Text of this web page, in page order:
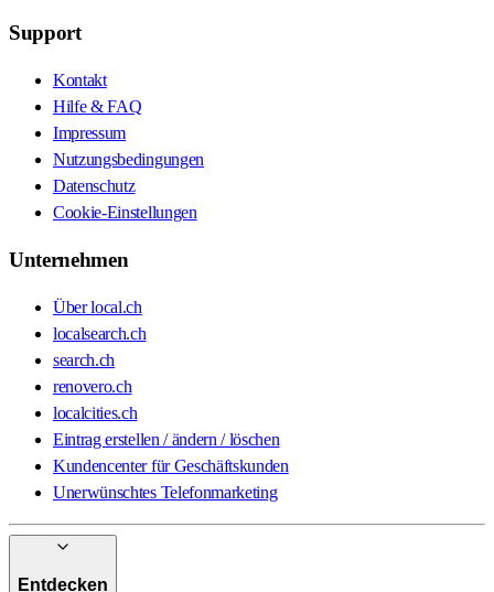
Support
Kontakt
Hilfe & FAQ
Impressum
Nutzungsbedingungen
Datenschutz
Cookie-Einstellungen
Unternehmen
Über local.ch
localsearch.ch
search.ch
renovero.ch
localcities.ch
Eintrag erstellen / ändern / löschen
Kundencenter für Geschäftskunden
Unerwünschtes Telefonmarketing
Entdecken